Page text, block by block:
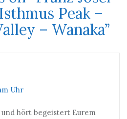
Peak –
– Wanaka”
Uhr
hört begeistert Eurem